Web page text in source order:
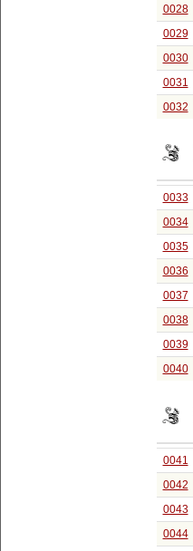
0028
0029
0030
0031
0032
0033
0034
0035
0036
0037
0038
0039
0040
0041
0042
0043
0044